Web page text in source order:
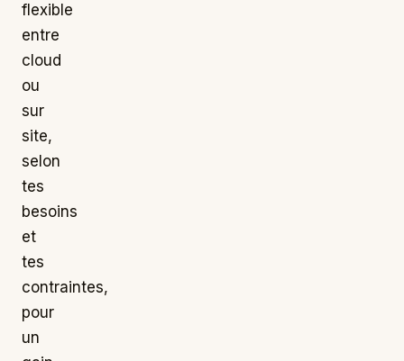
flexible
entre
cloud
ou
sur
site,
selon
tes
besoins
et
tes
contraintes,
pour
un